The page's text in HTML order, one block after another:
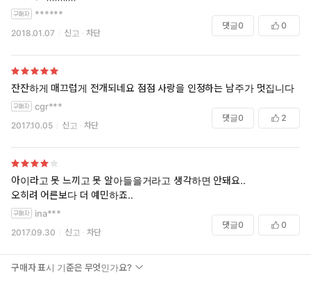
******
2018.01.07 신고 차단
댓글0 0
잔잔하게 매끄럽게 전개되네요 점점 사랑을 인정하는 남주가 멋집니다
cgr***
2017.10.05 신고 차단
댓글0 2
아이라고 못 느끼고 못 알아들을거라고 생각하면 안돼요..
오히려 어른보다 더 예민하죠..
ina***
2017.09.30 신고 차단
댓글0 0
구매자 표시 기준은 무엇인가요?